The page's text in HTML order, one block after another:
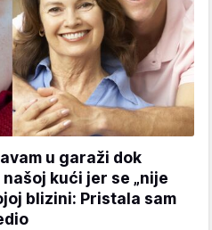
u garaži dok
kući jer se „nije
blizini: Pristala sam